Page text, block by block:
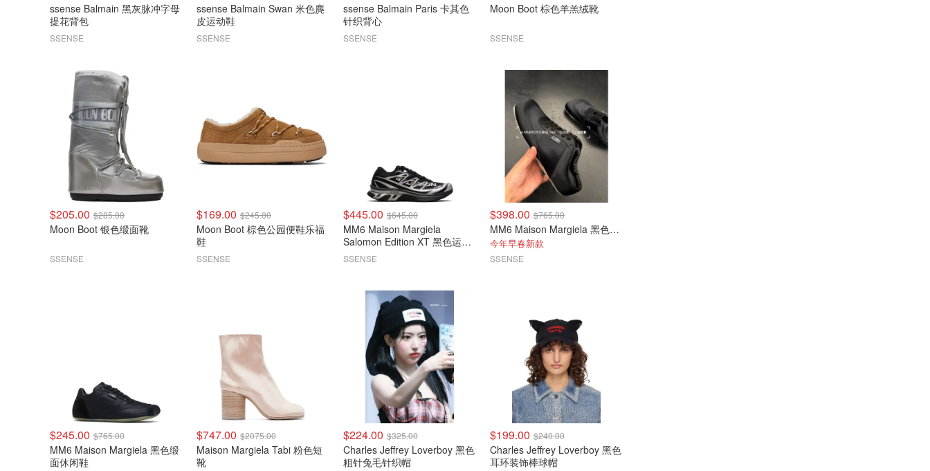
ssense Balmain 黑灰脉冲字母
提花背包
SSENSE
ssense Balmain Swan 米色麂
皮运动鞋
SSENSE
ssense Balmain Paris 卡其色
针织背心
SSENSE
Moon Boot 棕色羊羔绒靴
SSENSE
$205.00 $285.00
Moon Boot 银色缎面靴
SSENSE
$169.00 $245.00
Moon Boot 棕色公园便鞋乐福
鞋
SSENSE
$445.00 $645.00
MM6 Maison Margiela
Salomon Edition XT 黑色运动
鞋
SSENSE
$398.00 $765.00
MM6 Maison Margiela 黑色缎面半拖运动鞋
今年早春新款
SSENSE
$245.00 $765.00
MM6 Maison Margiela 黑色缎
面休闲鞋
$747.00 $2075.00
Maison Margiela Tabi 粉色短
靴
$224.00 $325.00
Charles Jeffrey Loverboy 黑色
粗针兔毛针织帽
$199.00 $240.00
Charles Jeffrey Loverboy 黑色
耳环装饰棒球帽